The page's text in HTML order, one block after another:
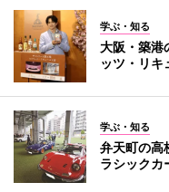
学ぶ・知る
大阪・築港
ッツ・リキ
学ぶ・知る
弁天町の
ラシックカ